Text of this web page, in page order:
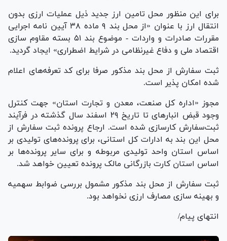
برای این منظور محل تامین ارز جدید ذیل عملیات ارزی بدون
انتقال ارز با عنوان «از محل بند ۹ ماده ۳۸ آیین نامه اجرایی
مقررات صادرات و واردات - موضوع بند ۵١ بسته مقاوم سازی
اقتصاد ملی و دفاع غیرنظامی در شرایط اضطراری» ایجاد گردید.
ثبت سفارش از محل بند مذکور صرفا برای کد تعرفه‌های اعلام
شده امکان پذیر است.
مجوز «اداره کل صنعت، معدن و تجارت استان» جهت کنترل
وجود قبض انبار‌های تا تاریخ ۲۹ اسفند سال گذشته در فرآیند
ثبت‌سفارش کارسازی شده است. ارجاع پرونده ثبت سفارش از
محل این بند به ادارات کل استانی، برای پرونده‌های تولیدی بر
اساس استان واحد تولیدی مربوطه و برای سایر پرونده‌ها بر
اساس استان کارت بازرگانی مالک پرونده تعیین خواهد شد.
ثبت سفارش از محل بند مذکور مشمول بررسی ضوابط سهمیه
و بهینه سازی مصارف ارزی نخواهد بود.
انتهای پیام/